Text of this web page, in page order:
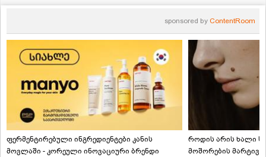
sponsored by ContentRoom
ფერმენტირებული ინგრედიენტები კანის
მოვლაში - კორეული ინოვაციური ბრენდი
როდის არის ხალი
მოშორების